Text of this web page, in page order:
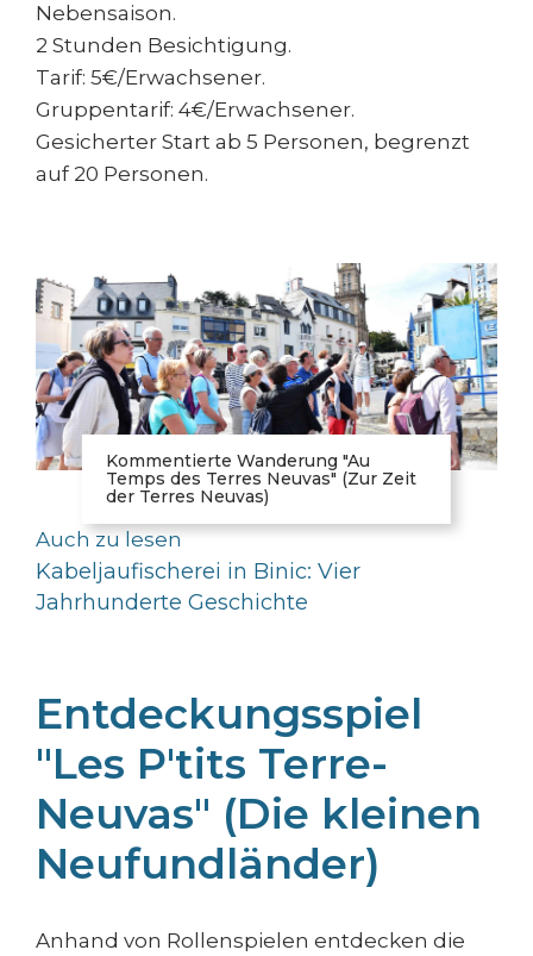
Nebensaison.
2 Stunden Besichtigung.
Tarif: 5€/Erwachsener.
Gruppentarif: 4€/Erwachsener.
Gesicherter Start ab 5 Personen, begrenzt
auf 20 Personen.
Kommentierte Wanderung "Au
Temps des Terres Neuvas" (Zur Zeit
der Terres Neuvas)
Auch zu lesen
Kabeljaufischerei in Binic: Vier
Jahrhunderte Geschichte
Entdeckungsspiel
"Les P'tits Terre-
Neuvas" (Die kleinen
Neufundländer)
Anhand von Rollenspielen entdecken die